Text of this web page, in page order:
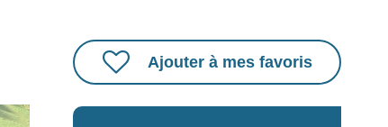
Ajouter à mes favoris